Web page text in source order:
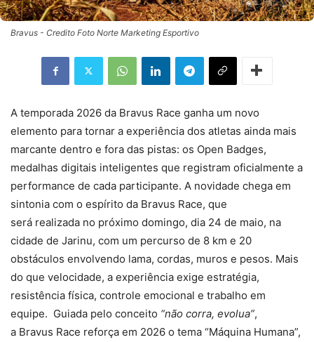
Bravus - Credito Foto Norte Marketing Esportivo
A temporada 2026 da Bravus Race ganha um novo
elemento para tornar a experiência dos atletas ainda mais
marcante dentro e fora das pistas: os Open Badges,
medalhas digitais inteligentes que registram oficialmente a
performance de cada participante. A novidade chega em
sintonia com o espírito da Bravus Race, que
será realizada no próximo domingo, dia 24 de maio, na
cidade de Jarinu, com um percurso de 8 km e 20
obstáculos envolvendo lama, cordas, muros e pesos. Mais
do que velocidade, a experiência exige estratégia,
resistência física, controle emocional e trabalho em
equipe. Guiada pelo conceito “não corra, evolua”,
a Bravus Race reforça em 2026 o tema “Máquina Humana”,